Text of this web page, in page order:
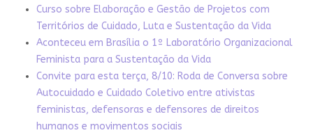
Curso sobre Elaboração e Gestão de Projetos com
Territórios de Cuidado, Luta e Sustentação da Vida
Aconteceu em Brasília o 1º Laboratório Organizacional
Feminista para a Sustentação da Vida
Convite para esta terça, 8/10: Roda de Conversa sobre
Autocuidado e Cuidado Coletivo entre ativistas
feministas, defensoras e defensores de direitos
humanos e movimentos sociais